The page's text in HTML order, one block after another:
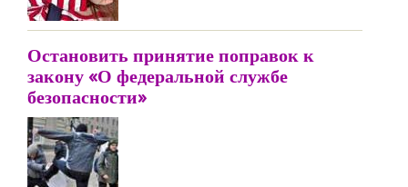
Остановить принятие поправок к
закону «О федеральной службе
безопасности»